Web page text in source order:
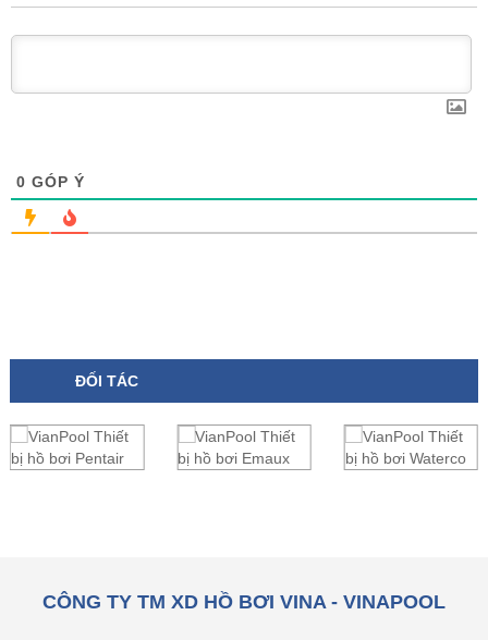
0 GÓP Ý
ĐỐI TÁC
CÔNG TY TM XD HỒ BƠI VINA - VINAPOOL